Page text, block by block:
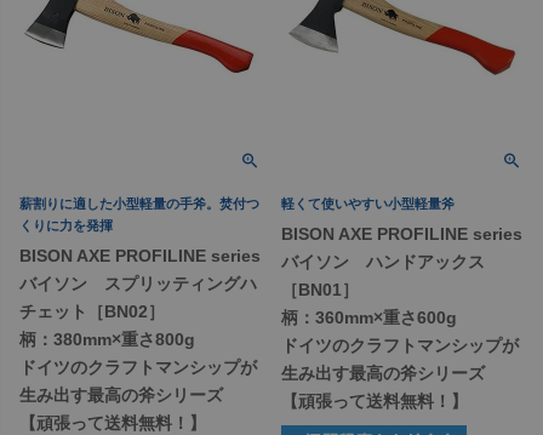
薪割りに適した小型軽量の手斧。焚付つ
くりに力を発揮
BISON AXE PROFILINE series
バイソン スプリッティングハ
チェット［BN02］
柄：380mm×重さ800g
ドイツのクラフトマンシップが
生み出す最高の斧シリーズ
【頑張って送料無料！】
軽くて使いやすい小型軽量斧
BISON AXE PROFILINE series
バイソン ハンドアックス
［BN01］
柄：360mm×重さ600g
ドイツのクラフトマンシップが
生み出す最高の斧シリーズ
【頑張って送料無料！】